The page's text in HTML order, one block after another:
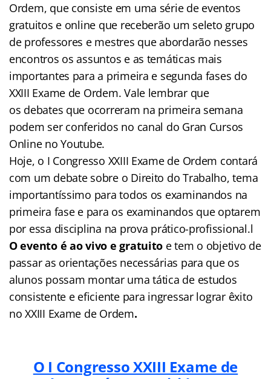
Ordem, que consiste em uma série de eventos
gratuitos e online que receberão um seleto grupo
de professores e mestres que abordarão nesses
encontros os assuntos e as temáticas mais
importantes para a primeira e segunda fases do
XXIII Exame de Ordem. Vale lembrar que
os debates que ocorreram na primeira semana
podem ser conferidos no canal do Gran Cursos
Online no Youtube.
Hoje, o I Congresso XXIII Exame de Ordem contará
com um debate sobre o Direito do Trabalho, tema
importantíssimo para todos os examinandos na
primeira fase e para os examinandos que optarem
por essa disciplina na prova prático-profissional.l
O evento é ao vivo e gratuito e tem o objetivo de
passar as orientações necessárias para que os
alunos possam montar uma tática de estudos
consistente e eficiente para ingressar lograr êxito
no XXIII Exame de Ordem.
O I Congresso XXIII Exame de